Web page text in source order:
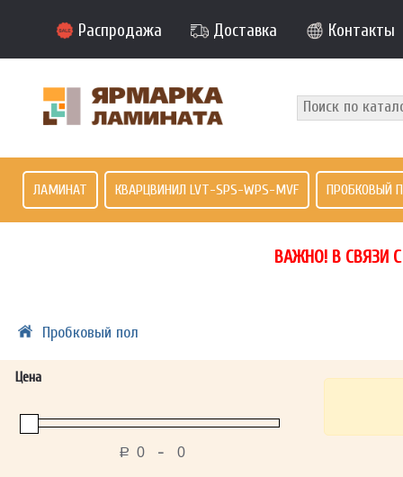
Распродажа Доставка Контакты
ЛАМИНАТ КВАРЦВИНИЛ LVT-SPS-WPS-MVF ПРОБКОВЫЙ
ВАЖНО! В СВЯЗИ
Пробковый пол
Цена
Р -